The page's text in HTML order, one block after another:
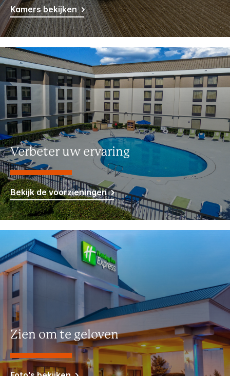
Kamers bekijken
Verbeter uw ervaring
Bekijk de voorzieningen
Zien om te geloven